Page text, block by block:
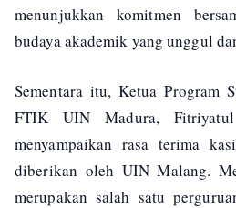
menunjukkan komitmen
budaya akademik yang unggul
Sementara itu, Ketua Program
FTIK UIN Madura, Fitriyatul
menyampaikan rasa terima
diberikan oleh UIN Malang.
merupakan salah satu